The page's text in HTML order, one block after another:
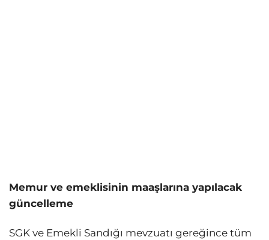
Memur ve emeklisinin maaşlarına yapılacak
güncelleme
SGK ve Emekli Sandığı mevzuatı gereğince tüm